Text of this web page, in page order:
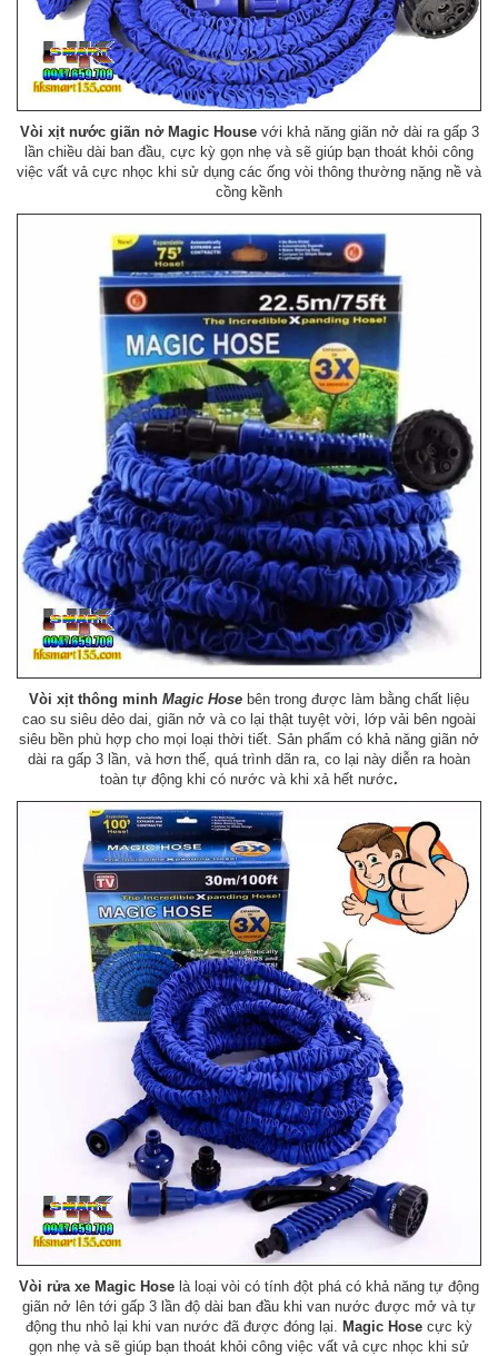
Vòi xịt nước giãn nở Magic Housevới khả năng giãn nở dài ra gấp 3
lần chiều dài ban đầu, cực kỳ gọn nhẹ và sẽ giúp bạn thoát khỏi công
việc vất vả cực nhọc khi sử dụng các ống vòi thông thường nặng nề và
cồng kềnh
Vòi xịt thông minh Magic Hose bên trong được làm bằng chất liệu
cao su siêu dẻo dai, giãn nở và co lại thật tuyệt vời, lớp vải bên ngoài
siêu bền phù hợp cho mọi loại thời tiết. Sản phẩm có khả năng giãn nở
dài ra gấp 3 lần, và hơn thế, quá trình dãn ra, co lại này diễn ra hoàn
toàn tự động khi có nước và khi xả hết nước.
Vòi rửa xe Magic Hose là loại vòi có tính đột phá có khả năng tự động
giãn nở lên tới gấp 3 lần độ dài ban đầu khi van nước được mở và tự
động thu nhỏ lại khi van nước đã được đóng lại. Magic Hose cực kỳ
gọn nhẹ và sẽ giúp bạn thoát khỏi công việc vất vả cực nhọc khi sử